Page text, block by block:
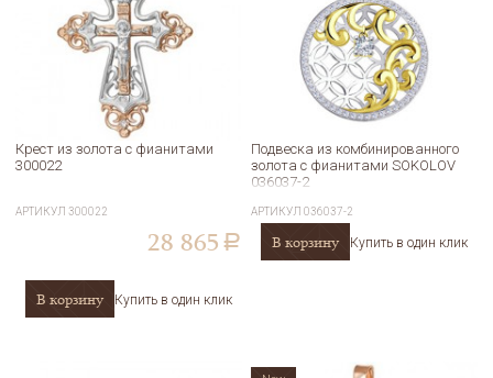
Крест из золота с фианитами
300022
АРТИКУЛ 300022
28 865 a
В корзину Купить в один клик
Подвеска из комбинированного
золота с фианитами SOKOLOV
036037-2
АРТИКУЛ036037-2
В корзину Купить в один клик